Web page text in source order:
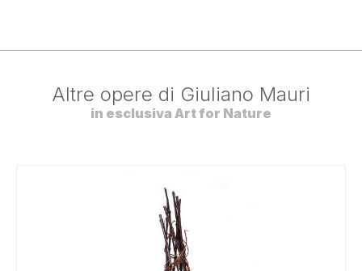
Altre opere di Giuliano Mauri
in esclusiva Art for Nature